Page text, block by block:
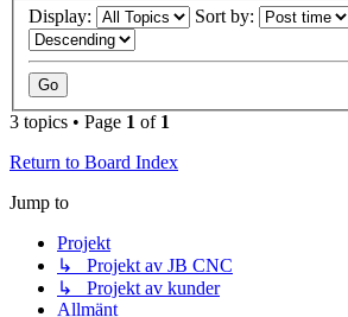
Display:
Sort by:
3 topics • Page 1 of 1
Return to Board Index
Jump to
Projekt
↳ Projekt av JB CNC
↳ Projekt av kunder
Allmänt